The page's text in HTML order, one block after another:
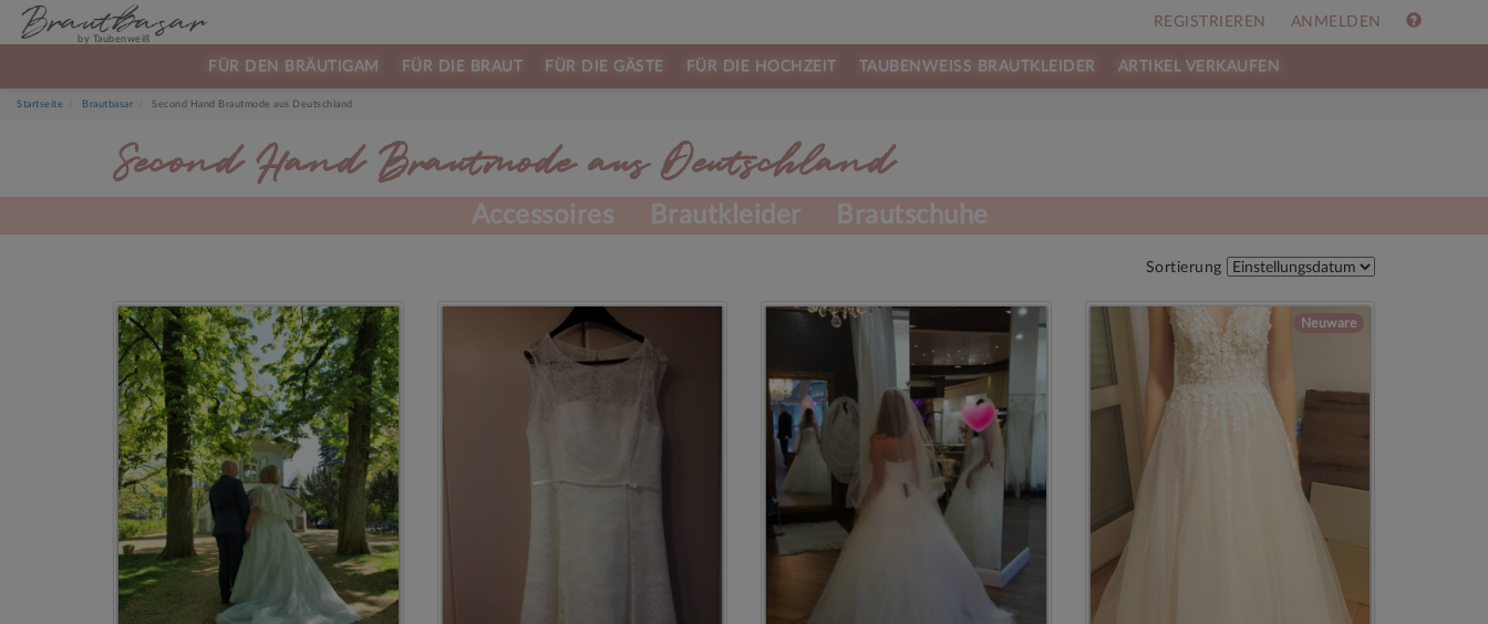
REGISTRIEREN ANMELDEN
FÜR DEN BRÄUTIGAM FÜR DIE BRAUT FÜR DIE GÄSTE FÜR DIE HOCHZEIT TAUBENWEISS BRAUTKLEIDER ARTIKEL VERKAUFEN
Brautbasar
by Taubenweiß
Startseite Brautbasar Second Hand Brautmode aus Deutschland
Second Hand Brautmode aus Deutschland
Accessoires Brautkleider Brautschuhe
Sortierung
Neuware